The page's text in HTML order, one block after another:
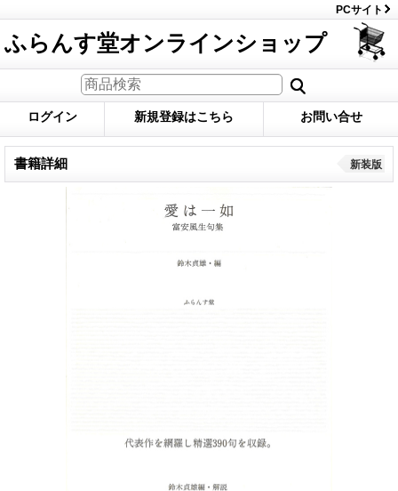
PCサイト
ふらんす堂オンラインショップ
ログイン 新規登録はこちら お問い合せ
書籍詳細 新装版